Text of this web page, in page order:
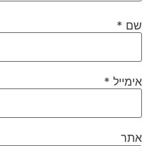
שם *
אימייל *
אתר